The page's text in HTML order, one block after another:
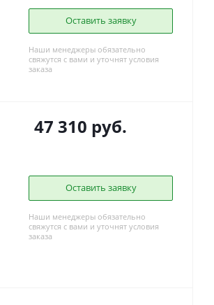
Оставить заявку
Наши менеджеры обязательно
свяжутся с вами и уточнят условия
заказа
47 310 руб.
Оставить заявку
Наши менеджеры обязательно
свяжутся с вами и уточнят условия
заказа